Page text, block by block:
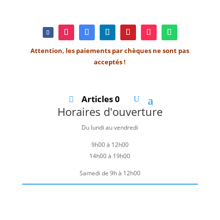
Attention, les paiements par chèques ne sont pas
acceptés !
Articles 0
Horaires d'ouverture
Du lundi au vendredi
9h00 à 12h00
14h00 à 19h00
Samedi de 9h à 12h00